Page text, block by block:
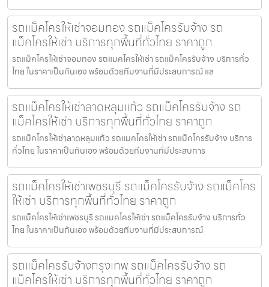
รถแม็คโครให้เช่าจอมทอง รถแม็คโครรับจ้าง รถ
แม็คโครให้เช่า บริการทุกพื้นที่ทั่วไทย ราคาถูก
รถแม็คโครให้เช่าจอมทอง รถแมคโครให้เช่า รถแม็คโครรับจ้าง บริการทั่ว
ไทย ในราคาเป็นกันเอง พร้อมด้วยทีมงานที่มีประสบการณ์ แล
รถแม็คโครให้เช่าลาดหลุมแก้ว รถแม็คโครรับจ้าง รถ
แม็คโครให้เช่า บริการทุกพื้นที่ทั่วไทย ราคาถูก
รถแม็คโครให้เช่าลาดหลุมแก้ว รถแมคโครให้เช่า รถแม็คโครรับจ้าง บริการ
ทั่วไทย ในราคาเป็นกันเอง พร้อมด้วยทีมงานที่มีประสบการ
รถแม็คโครให้เช่าเพชรบุรี รถแม็คโครรับจ้าง รถแม็คโคร
ให้เช่า บริการทุกพื้นที่ทั่วไทย ราคาถูก
รถแม็คโครให้เช่าเพชรบุรี รถแมคโครให้เช่า รถแม็คโครรับจ้าง บริการทั่ว
ไทย ในราคาเป็นกันเอง พร้อมด้วยทีมงานที่มีประสบการณ์
รถแม็คโครรับจ้างกรุงเทพ รถแม็คโครรับจ้าง รถ
แม็คโครให้เช่า บริการทุกพื้นที่ทั่วไทย ราคาถูก